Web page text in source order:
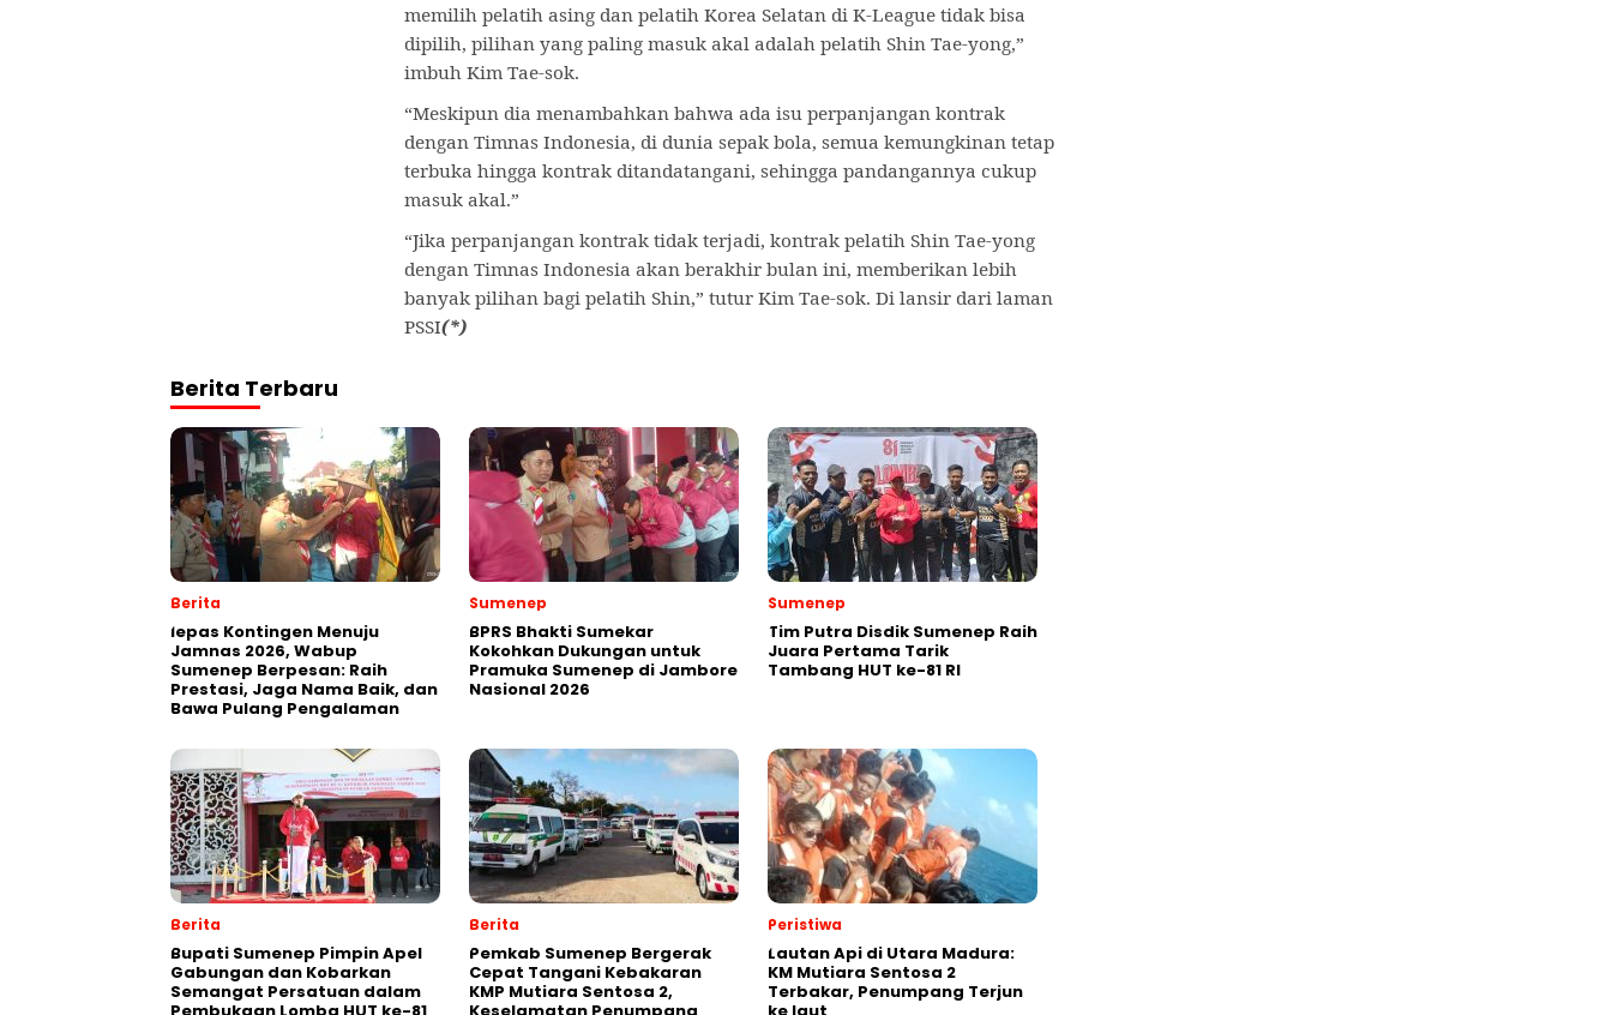
memilih pelatih asing dan pelatih Korea Selatan di K-League tidak bisa
dipilih, pilihan yang paling masuk akal adalah pelatih Shin Tae-yong,”
imbuh Kim Tae-sok.
“Meskipun dia menambahkan bahwa ada isu perpanjangan kontrak
dengan Timnas Indonesia, di dunia sepak bola, semua kemungkinan tetap
terbuka hingga kontrak ditandatangani, sehingga pandangannya cukup
masuk akal.”
“Jika perpanjangan kontrak tidak terjadi, kontrak pelatih Shin Tae-yong
dengan Timnas Indonesia akan berakhir bulan ini, memberikan lebih
banyak pilihan bagi pelatih Shin,” tutur Kim Tae-sok. Di lansir dari laman
PSSI(*)
Berita Terbaru
Berita
lepas Kontingen Menuju
Jamnas 2026, Wabup
Sumenep Berpesan: Raih
Prestasi, Jaga Nama Baik, dan
Bawa Pulang Pengalaman
Sumenep
BPRS Bhakti Sumekar
Kokohkan Dukungan untuk
Pramuka Sumenep di Jambore
Nasional 2026
Sumenep
Tim Putra Disdik Sumenep Raih
Juara Pertama Tarik
Tambang HUT ke-81 RI
Berita
Bupati Sumenep Pimpin Apel
Gabungan dan Kobarkan
Semangat Persatuan dalam
Berita
Pemkab Sumenep Bergerak
Cepat Tangani Kebakaran
KMP Mutiara Sentosa 2,
Peristiwa
Lautan Api di Utara Madura:
KM Mutiara Sentosa 2
Terbakar, Penumpang Terjun